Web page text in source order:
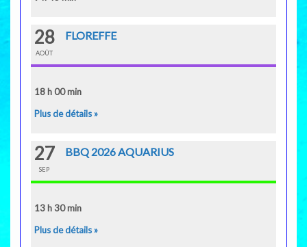
28
AOÛT
FLOREFFE
18 h 00 min
Plus de détails »
27
SEP
BBQ 2026 AQUARIUS
13 h 30 min
Plus de détails »